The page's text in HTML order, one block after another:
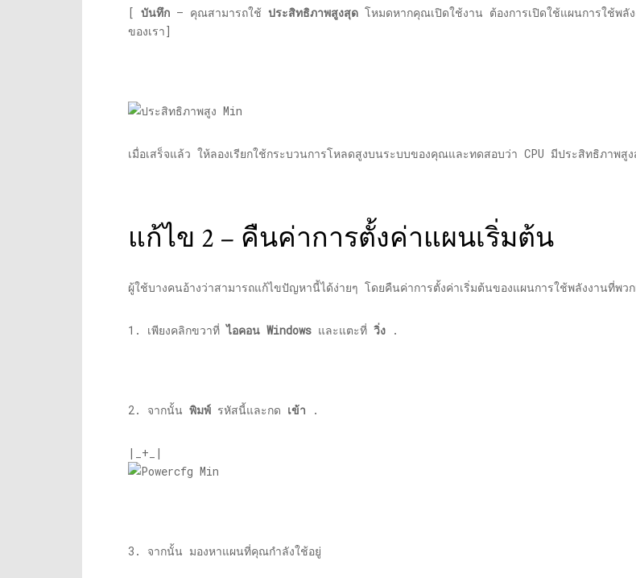
[ บันทึก – คุณสามารถใช้ ประสิทธิภาพสูงสุด โหมดหากคุณเปิดใช้งาน ต้องการเปิดใช้แผนการใช้พ
ของเรา]
เมื่อเสร็จแล้ว ให้ลองเรียกใช้กระบวนการโหลดสูงบนระบบของคุณและทดสอบว่า CPU มีประสิทธิภาพสู
แก้ไข 2 – คืนค่าการตั้งค่าแผนเริ่มต้น
ผู้ใช้บางคนอ้างว่าสามารถแก้ไขปัญหานี้ได้ง่ายๆ โดยคืนค่าการตั้งค่าเริ่มต้นของแผนการใช้พลังงานที่พว
1. เพียงคลิกขวาที่ไอคอน Windows และแตะที่ วิ่ง .
2. จากนั้น พิมพ์ รหัสนี้และกด เข้า .
|_+_|
3. จากนั้น มองหาแผนที่คุณกำลังใช้อยู่